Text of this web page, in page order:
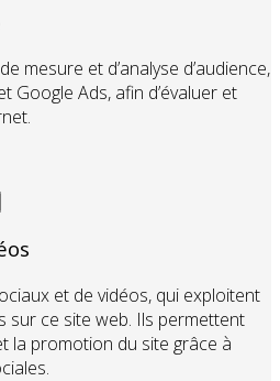
mesure et d’analyse d’audience,
Google Ads, afin d’évaluer et
et de vidéos, qui exploitent
sur ce site web. Ils permettent
la promotion du site grâce à